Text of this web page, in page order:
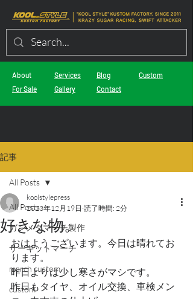
About
For Sale
Services
Gallery
Blog
Contact
Custom
記事
All Posts
ガンメタマーチ製作
サーキットマーチ
march custom
custom
All Posts
好きな物。
koolstylepress
2023年12月19日 読了時間: 2分
おはようございます。今日は晴れてお
ります。
昨日よりは少し寒さがマシです。
昨日もタイヤ、オイル交換、車検メン